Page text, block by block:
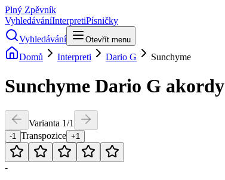
Plný Zpěvník
VyhledáváníInterpretiPísničky
Vyhledávání
Otevřít menu
Domů Interpreti Dario G Sunchyme
Sunchyme Dario G akordy
Varianta 1/1
-1 Transpozice +1
-